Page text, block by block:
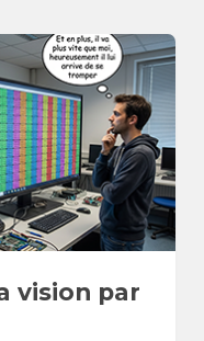
vision par